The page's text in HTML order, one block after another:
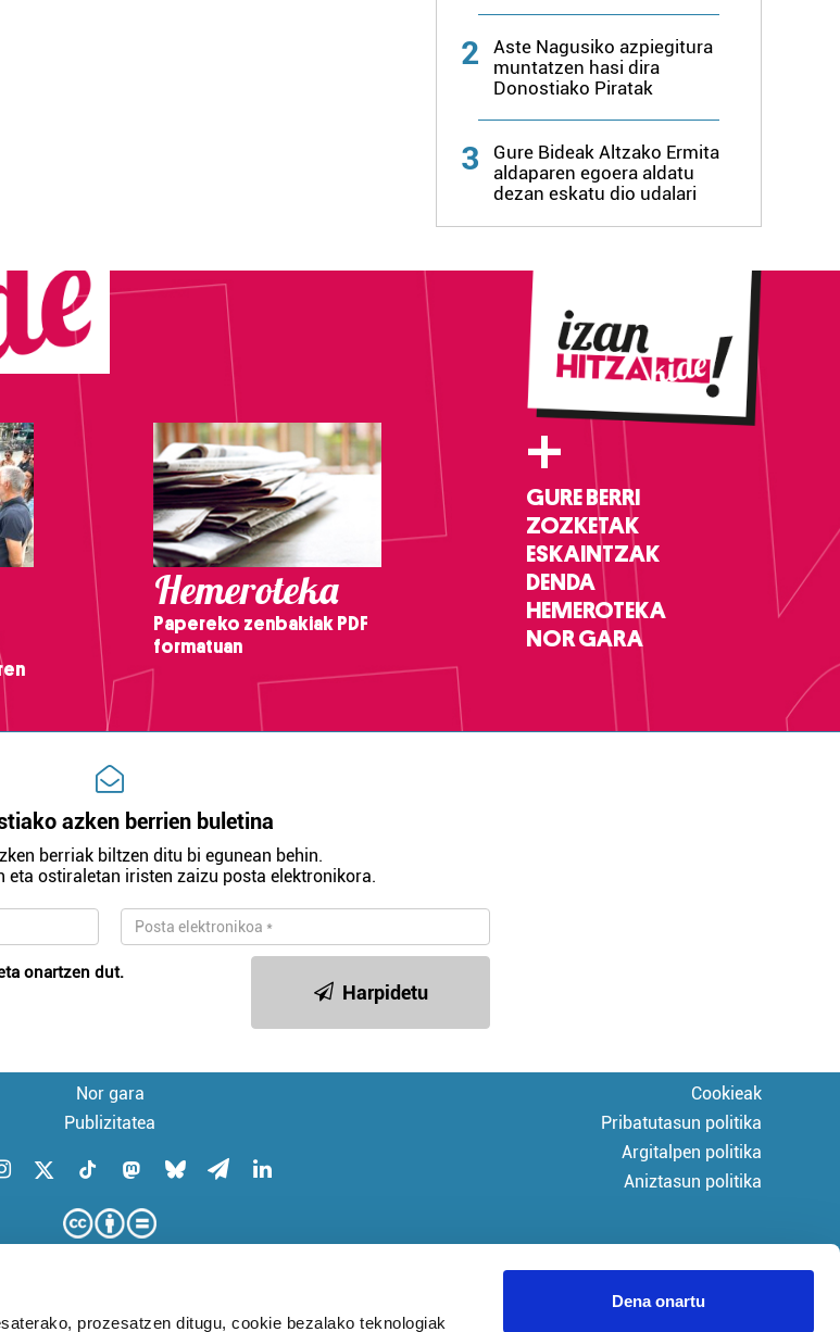
prozesatzen ditugu, cookie bezalako teknologiak
Dena onartu
2
Aste Nagusiko azpiegitura
muntatzen hasi dira
Donostiako Piratak
3
Gure Bideak Altzako Ermita
aldaparen egoera aldatu
dezan eskatu dio udalari
Hemeroteka
Papereko zenbakiak PDF
formatuan
+
GURE BERRI
ZOZKETAK
ESKAINTZAK
DENDA
HEMEROTEKA
NOR GARA
azken berrien buletina
berriak biltzen ditu bi egunean behin.
eta ostiraletan iristen zaizu posta elektronikora.
onartzen dut.
Harpidetu
Nor gara
Publizitatea
Cookieak
Pribatutasun politika
Argitalpen politika
Aniztasun politika